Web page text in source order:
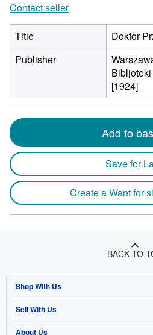
Contact seller
Title
Doktor
Publisher
[1924]
Add to
Save for
Create a Want for
BACK TO
Shop With Us
Advanced Search
Browse Collections
Sell With Us
Start Selling
About Us